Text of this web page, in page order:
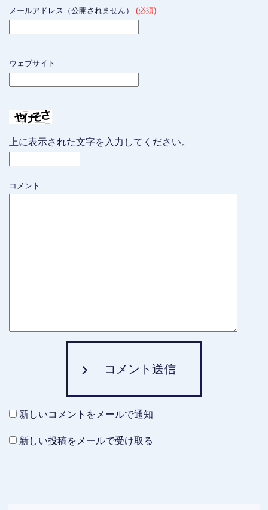
メールアドレス（公開されません） (必須)
ウェブサイト
上に表示された文字を入力してください。
コメント
コメント送信
新しいコメントをメールで通知
新しい投稿をメールで受け取る